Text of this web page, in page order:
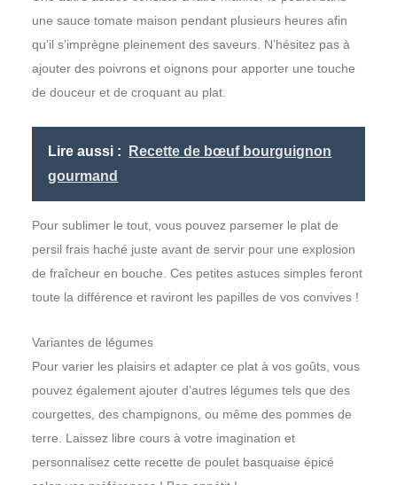
une sauce tomate maison pendant plusieurs heures afin
qu’il s’imprègne pleinement des saveurs. N’hésitez pas à
ajouter des poivrons et oignons pour apporter une touche
de douceur et de croquant au plat.
Lire aussi :
Recette de bœuf bourguignon
gourmand
Pour sublimer le tout, vous pouvez parsemer le plat de
persil frais haché juste avant de servir pour une explosion
de fraîcheur en bouche. Ces petites astuces simples feront
toute la différence et raviront les papilles de vos convives !
Variantes de légumes
Pour varier les plaisirs et adapter ce plat à vos goûts, vous
pouvez également ajouter d’autres légumes tels que des
courgettes, des champignons, ou même des pommes de
terre. Laissez libre cours à votre imagination et
personnalisez cette recette de poulet basquaise épicé